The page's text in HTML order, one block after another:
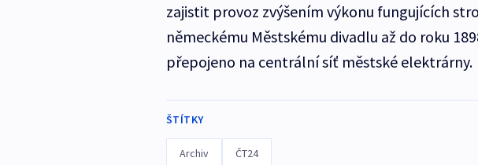
zajistit provoz zvýšením výkonu fungujících
německému Městskému divadlu až do roku
přepojeno na centrální síť městské elektrárny.
ŠTÍTKY
Archiv ČT24